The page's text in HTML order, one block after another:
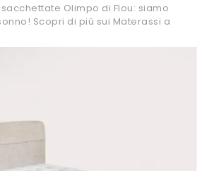
Olimpo di Flou: siamo
Scopri di più sui Materassi a